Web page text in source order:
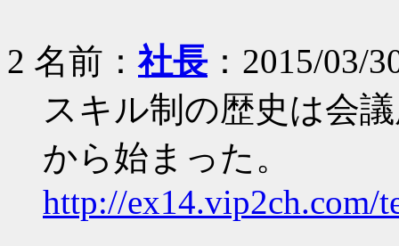
2 名前：社長 ：2015/03/
スキル制の歴史は会
から始まった。
http://ex14.vip2ch.com/